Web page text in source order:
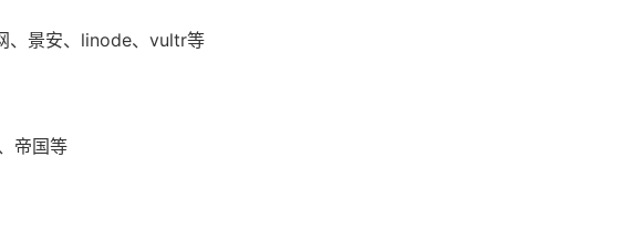
、景安、linode、vultr等
帝国等